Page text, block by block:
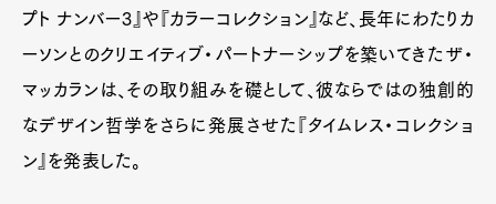
Art&Design Watch
Fashion
GourmetCars
プト ナンバー3』や『カラーコレクション』など、長年にわたりカ
ーソンとのクリエイティブ・パートナーシップを築いてきたザ・
マッカランは、その取り組みを礎として、彼ならではの独創的
なデザイン哲学をさらに発展させた『タイムレス・コレクショ
ン』を発表した。